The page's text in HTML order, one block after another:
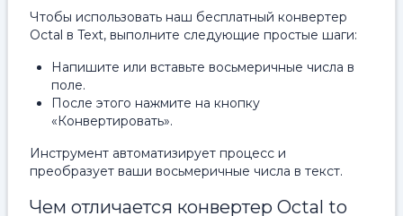
Чтобы использовать наш бесплатный конвертер
Octal в Text, выполните следующие простые шаги:
Напишите или вставьте восьмеричные числа в
поле.
После этого нажмите на кнопку
«Конвертировать».
Инструмент автоматизирует процесс и
преобразует ваши восьмеричные числа в текст.
Чем отличается конвертер Octal to